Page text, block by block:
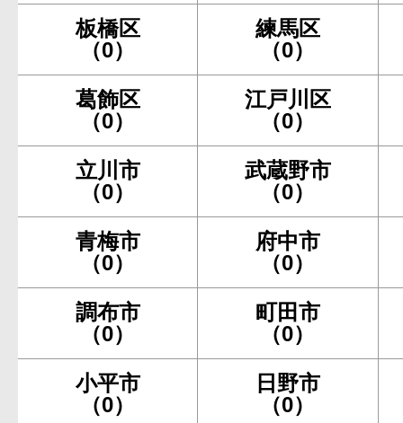
板橋区
（0）
練馬区
（0）
葛飾区
（0）
江戸川区
（0）
立川市
（0）
武蔵野市
（0）
青梅市
（0）
府中市
（0）
調布市
（0）
町田市
（0）
小平市
（0）
日野市
（0）